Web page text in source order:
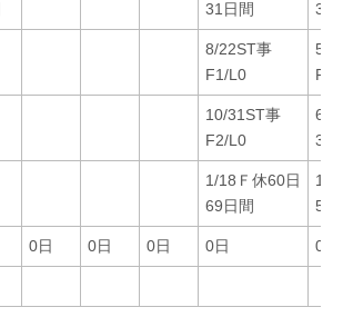
31日間
32
8/22ST事
F1/L0
5/
F1/
10/31ST事
F2/L0
6/5
37
1/18Ｆ休60日
69日間
1/1
55
0日 0日 0日 0日 0日